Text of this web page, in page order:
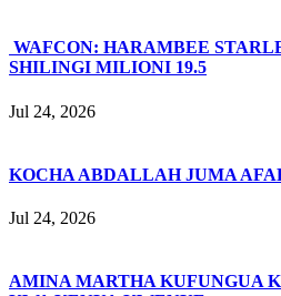
WAFCON: HARAMBEE
SHILINGI MILIONI 19.5
Jul 24, 2026
KOCHA ABDALLAH JUMA
Jul 24, 2026
AMINA MARTHA KUFUNGUA